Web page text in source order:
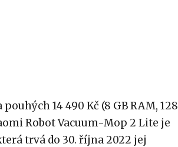
14 490 Kč (8 GB RAM, 128
Robot Vacuum-Mop 2 Lite je
trvá do 30. října 2022 jej